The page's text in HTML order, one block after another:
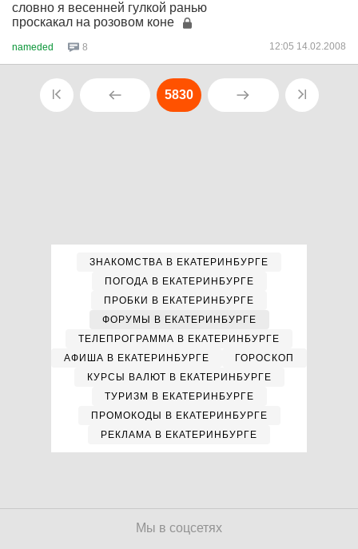
словно я весенней гулкой ранью
проскакал на розовом коне
nameded 8 12:05 14.02.2008
5830
ЗНАКОМСТВА В ЕКАТЕРИНБУРГЕ
ПОГОДА В ЕКАТЕРИНБУРГЕ
ПРОБКИ В ЕКАТЕРИНБУРГЕ
ФОРУМЫ В ЕКАТЕРИНБУРГЕ
ТЕЛЕПРОГРАММА В ЕКАТЕРИНБУРГЕ
АФИША В ЕКАТЕРИНБУРГЕ
ГОРОСКОП
КУРСЫ ВАЛЮТ В ЕКАТЕРИНБУРГЕ
ТУРИЗМ В ЕКАТЕРИНБУРГЕ
ПРОМОКОДЫ В ЕКАТЕРИНБУРГЕ
РЕКЛАМА В ЕКАТЕРИНБУРГЕ
Мы в соцсетях